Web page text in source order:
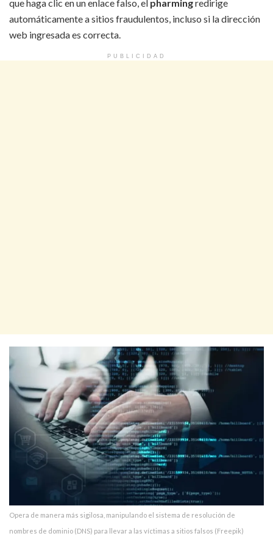
que haga clic en un enlace falso, el pharmingredirige
automáticamente a sitios fraudulentos, incluso si la dirección
web ingresada es correcta.
PUBLICIDAD
Opera de manera más sigilosa, manipulando el sistema de resolución de
nombres de dominio (DNS) para llevar a las víctimas a sitios falsos (Freepik)